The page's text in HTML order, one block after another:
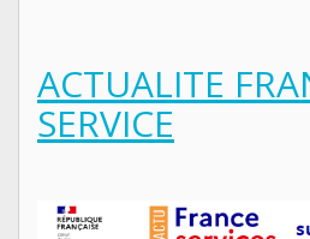
ACTUALITE
SERVICE